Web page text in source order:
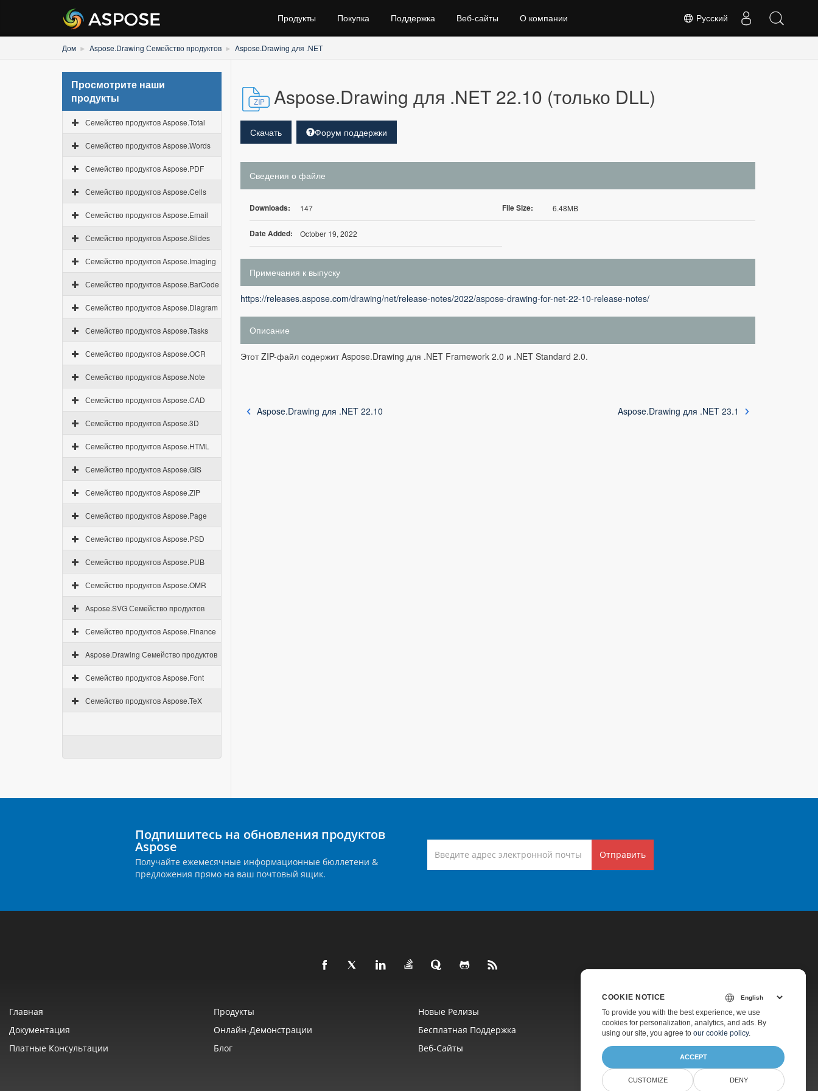
Русский
Продукты Покупка Поддержка Веб‑сайты О компании
Дом Aspose.Drawing Семейство продуктов Aspose.Drawing для .NET
Просмотрите наши
продукты
Семейство продуктов Aspose.Total
Семейство продуктов Aspose.Words
Семейство продуктов Aspose.PDF
Семейство продуктов Aspose.Cells
Семейство продуктов Aspose.Email
Семейство продуктов Aspose.Slides
Семейство продуктов Aspose.Imaging
Семейство продуктов Aspose.BarCode
Семейство продуктов Aspose.Diagram
Семейство продуктов Aspose.Tasks
Семейство продуктов Aspose.OCR
Семейство продуктов Aspose.Note
Семейство продуктов Aspose.CAD
Семейство продуктов Aspose.3D
Семейство продуктов Aspose.HTML
Семейство продуктов Aspose.GIS
Семейство продуктов Aspose.ZIP
Семейство продуктов Aspose.Page
Семейство продуктов Aspose.PSD
Семейство продуктов Aspose.PUB
Семейство продуктов Aspose.OMR
Aspose.SVG Семейство продуктов
Семейство продуктов Aspose.Finance
Aspose.Drawing Семейство продуктов
Семейство продуктов Aspose.Font
Семейство продуктов Aspose.TeX
Aspose.Drawing для .NET 22.10 (только DLL)
Скачать Форум поддержки
Сведения о файле
Downloads: 147 File Size: 6.48MB
Date Added: October 19, 2022
Примечания к выпуску
https://releases.aspose.com/drawing/net/release-notes/2022/aspose-drawing-for-net-22-10-release-notes/
Описание
Этот ZIP-файл содержит Aspose.Drawing для .NET Framework 2.0 и .NET Standard 2.0.
Aspose.Drawing для .NET 22.10 Aspose.Drawing для .NET 23.1
Подпишитесь на обновления продуктов
Aspose
Получайте ежемесячные информационные бюллетени &
предложения прямо на ваш почтовый ящик.
Отправить
Главная Продукты Новые Релизы
Цены
Документация
Онлайн‑демонстрации Бесплатная Поддержка
Платная Поддержка
Платные Консультации
Блог Веб‑сайты О Компании
COOKIE NOTICE
To provide you with the best experience, we use
cookies for personalization, analytics, and ads. By
using our site, you agree to our cookie policy.
ACCEPT
CUSTOMIZE DENY